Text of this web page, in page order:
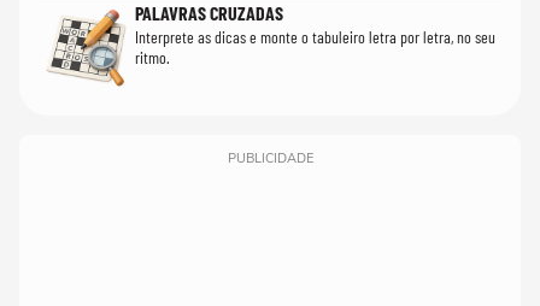
PALAVRAS CRUZADAS
Interprete as dicas e monte o tabuleiro letra por letra, no seu
ritmo.
PUBLICIDADE